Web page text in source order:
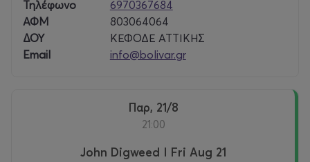
Τηλέφωνο
6970367684
ΑΦΜ
803064064
ΔΟΥ
ΚΕΦΟΔΕ ΑΤΤΙΚΗΣ
Email
info@bolivar.gr
Παρ, 21/8
21:00
John Digweed I Fri Aug 21